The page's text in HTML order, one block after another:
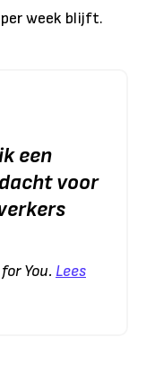
week blijft.
een
voor
You. Lees